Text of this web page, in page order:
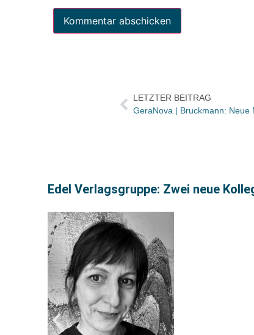
LETZTER BEITRAG
GeraNova | Bruckmann: Neue
Edel Verlagsgruppe: Zwei neue